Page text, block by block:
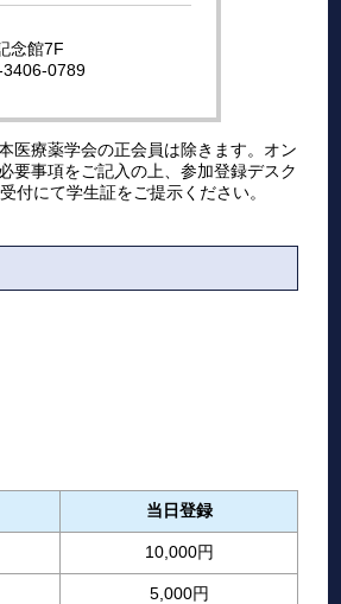
念館7F
0789
医療薬学会の正会員は除きます。オン
要事項をご記入の上、参加登録デスク
付にて学生証をご提示ください。
当日登録
10,000円
5,000円